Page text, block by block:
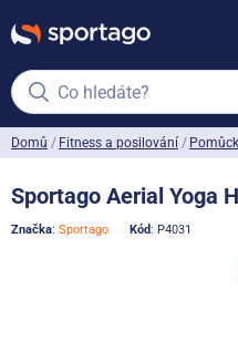
Co hledáte?
Domů Fitness a posilování
Značka: Sportago Kód: P4031
Sportago Aerial Yoga